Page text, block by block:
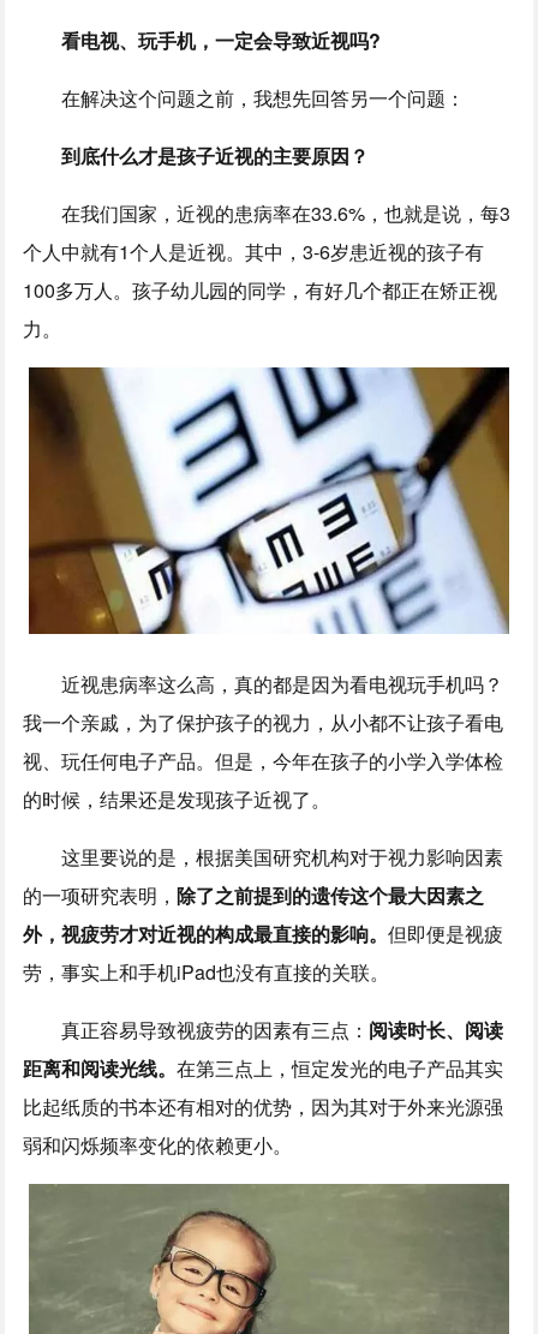
看电视、玩手机，一定会导致近视吗?
在解决这个问题之前，我想先回答另一个问题：
到底什么才是孩子近视的主要原因？
在我们国家，近视的患病率在33.6%，也就是说，每3
个人中就有1个人是近视。其中，3-6岁患近视的孩子有
100多万人。孩子幼儿园的同学，有好几个都正在矫正视
力。
近视患病率这么高，真的都是因为看电视玩手机吗？
我一个亲戚，为了保护孩子的视力，从小都不让孩子看电
视、玩任何电子产品。但是，今年在孩子的小学入学体检
的时候，结果还是发现孩子近视了。
这里要说的是，根据美国研究机构对于视力影响因素
的一项研究表明，除了之前提到的遗传这个最大因素之
外，视疲劳才对近视的构成最直接的影响。但即便是视疲
劳，事实上和手机iPad也没有直接的关联。
真正容易导致视疲劳的因素有三点： 阅读时长、阅读
距离和阅读光线。在第三点上，恒定发光的电子产品其实
比起纸质的书本还有相对的优势，因为其对于外来光源强
弱和闪烁频率变化的依赖更小。